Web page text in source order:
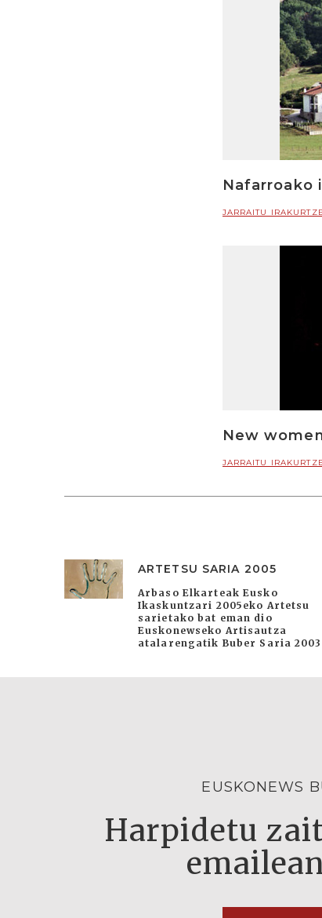
Nafarroako
JARRAITU
New
JARRAITU
ARTETSU SARIA 2005
Arbaso Elkarteak Eusko
Ikaskuntzari 2005eko Artetsu
sarietako bat eman dio
Euskonewseko Artisautza
atalarengatik Buber Saria 2003
EUSKONEWS
Harpidetu